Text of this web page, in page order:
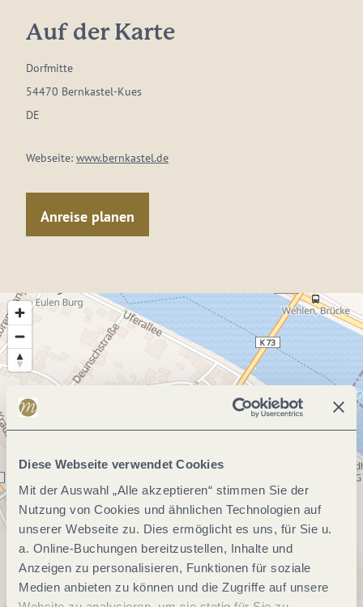
Diese Webseite verwendet Cookies
Mit der Auswahl „Alle akzeptieren“ stimmen Sie der
Nutzung von Cookies und ähnlichen Technologien auf
unserer Webseite zu. Dies ermöglicht es uns, für Sie u.
a. Online-Buchungen bereitzustellen, Inhalte und
Anzeigen zu personalisieren, Funktionen für soziale
Medien anbieten zu können und die Zugriffe auf unsere
Auf der Karte
Dorfmitte
54470 Bernkastel-Kues
DE
Webseite: www.bernkastel.de
Anreise planen